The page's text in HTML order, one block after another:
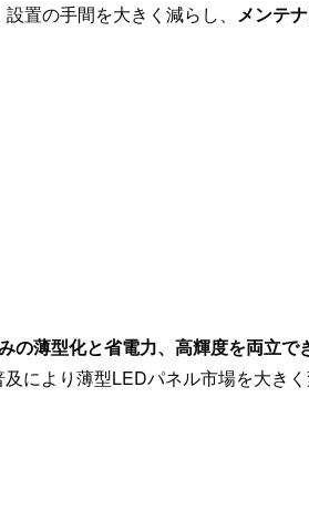
置の手間を大きく減らし、 メンテ
の薄型化と省電力、高輝度を両立で
により薄型LEDパネル市場を大き